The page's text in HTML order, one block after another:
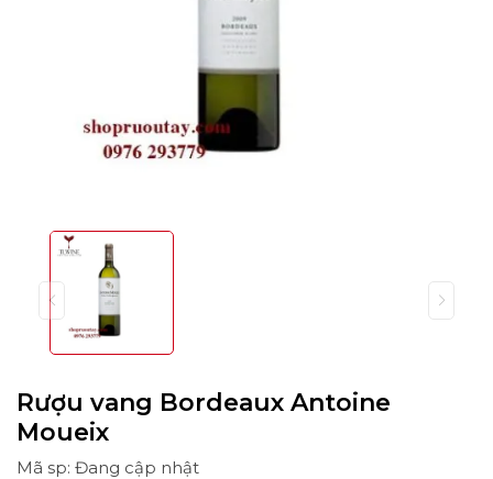
Rượu vang Bordeaux Antoine
Moueix
Mã sp: Đang cập nhật